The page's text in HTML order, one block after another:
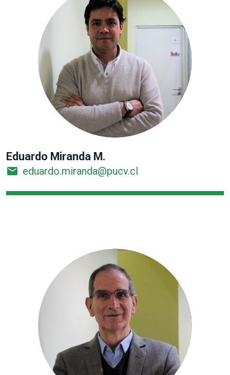
Eduardo Miranda M.
email eduardo.miranda@pucv.cl